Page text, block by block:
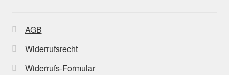
AGB
Widerrufsrecht
Widerrufs-Formular